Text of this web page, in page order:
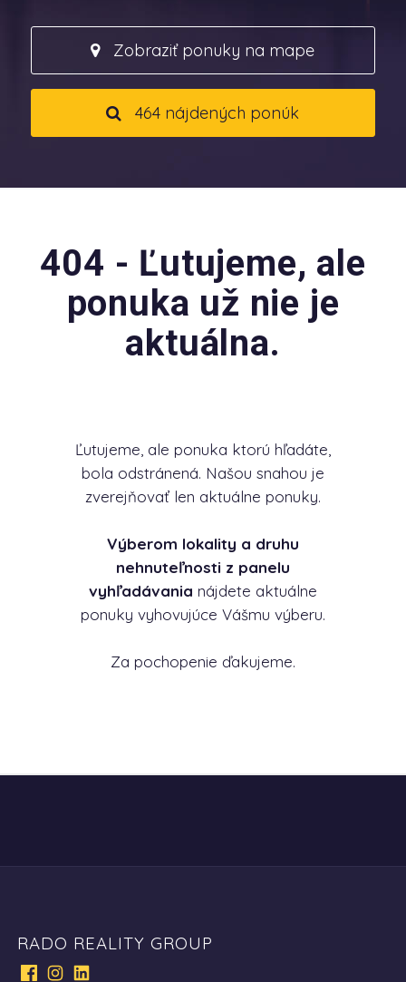
Zobraziť ponuky na mape
464 nájdených ponúk
404 - Ľutujeme, ale
ponuka už nie je
aktuálna.
Ľutujeme, ale ponuka ktorú hľadáte,
bola odstránená. Našou snahou je
zverejňovať len aktuálne ponuky.
Výberom lokality a druhu
nehnuteľnosti z panelu
vyhľadávania nájdete aktuálne
ponuky vyhovujúce Vášmu výberu.
Za pochopenie ďakujeme.
RADO REALITY GROUP